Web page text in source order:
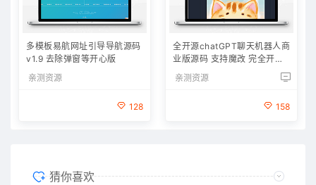
多模板易航网址引导导航源码
v1.9 去除弹窗等开心版
亲测资源
128
全开源chatGPT聊天机器人商
业版源码 支持魔改 完全开放
源代码
亲测资源
158
猜你喜欢